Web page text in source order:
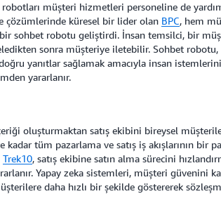
müşteri hizmetleri personeline de
çözümlerinde küresel bir lider olan BPC, hem
sohbet robotu geliştirdi. İnsan temsilci, bir
sonra müşteriye iletebilir. Sohbet
yanıtlar sağlamak amacıyla insan
yararlanır.
oluşturmaktan satış ekibini bireysel
tüm pazarlama ve satış iş akışlarının bir
Trek10, satış ekibine satın alma sürecini
Yapay zeka sistemleri, müşteri güvenini
daha hızlı bir şekilde göstererek